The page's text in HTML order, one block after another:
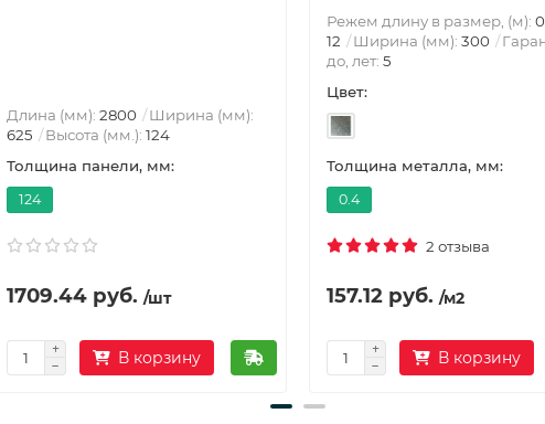
Длина (мм): 2800
Ширина (мм):
625
Высота (мм.): 124
Толщина панели, мм:
124
1709.44 руб. /шт
В корзину
Режем длину в размер, (м):
12
Ширина (мм): 300
до, лет: 5
Цвет:
Толщина металла, мм:
0.4
2 отзыва
157.12 руб. /м2
В корзину